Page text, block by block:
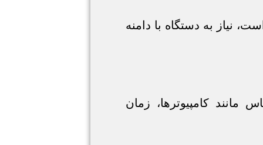
نیاز به دستگاه با دامنه
کامپیوترها، زمان